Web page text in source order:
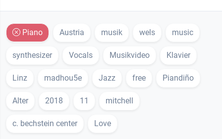
Piano Austria musik wels music
synthesizer Vocals Musikvideo Klavier
Linz madhou5e Jazz free Piandiño
Alter 2018 11 mitchell
c. bechstein center Love